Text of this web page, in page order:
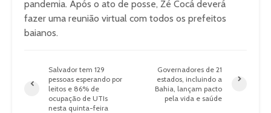
pandemia. Após o ato de posse, Zé Cocá deverá
fazer uma reunião virtual com todos os prefeitos
baianos.
Salvador tem 129
pessoas esperando por
leitos e 86% de
ocupação de UTIs
nesta quinta-feira
Governadores de 21
estados, incluindo a
Bahia, lançam pacto
pela vida e saúde